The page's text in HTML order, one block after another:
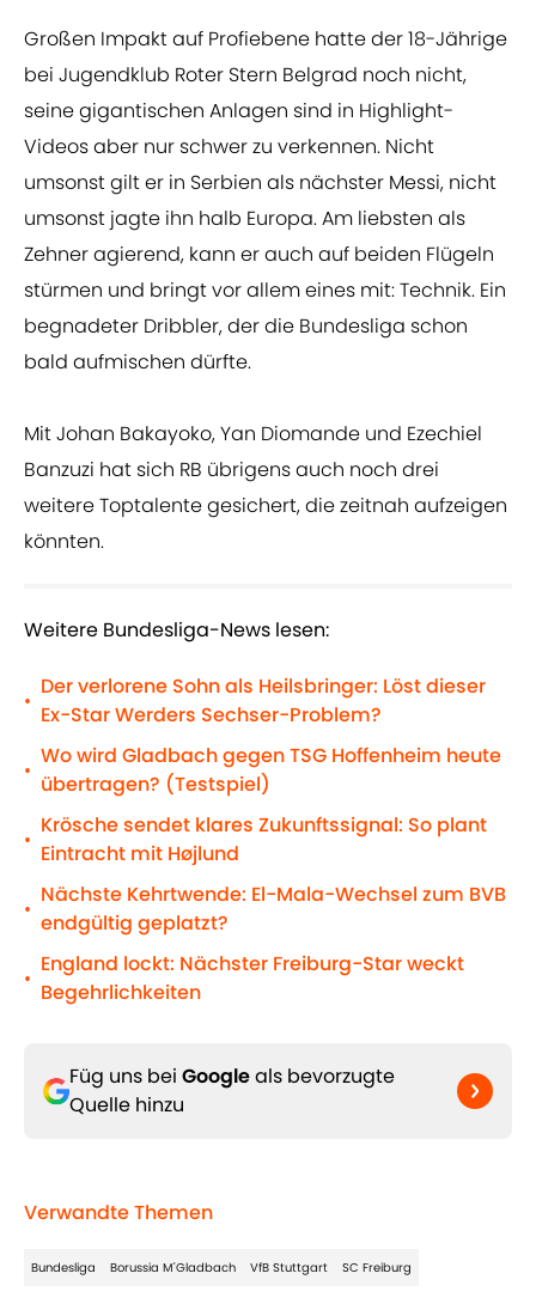
Großen Impakt auf Profiebene hatte der 18-Jährige
bei Jugendklub Roter Stern Belgrad noch nicht,
seine gigantischen Anlagen sind in Highlight-
Videos aber nur schwer zu verkennen. Nicht
umsonst gilt er in Serbien als nächster Messi, nicht
umsonst jagte ihn halb Europa. Am liebsten als
Zehner agierend, kann er auch auf beiden Flügeln
stürmen und bringt vor allem eines mit: Technik. Ein
begnadeter Dribbler, der die Bundesliga schon
bald aufmischen dürfte.
Mit Johan Bakayoko, Yan Diomande und Ezechiel
Banzuzi hat sich RB übrigens auch noch drei
weitere Toptalente gesichert, die zeitnah aufzeigen
könnten.
Weitere Bundesliga-News lesen:
•
Der verlorene Sohn als Heilsbringer: Löst dieser
Ex-Star Werders Sechser-Problem?
•
Wo wird Gladbach gegen TSG Hoffenheim heute
übertragen? (Testspiel)
•
Krösche sendet klares Zukunftssignal: So plant
Eintracht mit Højlund
•
Nächste Kehrtwende: El-Mala-Wechsel zum BVB
endgültig geplatzt?
•
England lockt: Nächster Freiburg-Star weckt
Begehrlichkeiten
Füg uns bei Googleals bevorzugte
Quelle hinzu
Verwandte Themen
Bundesliga Borussia M'Gladbach VfB Stuttgart SC Freiburg